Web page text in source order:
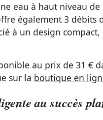
eau à haut niveau
également 3 débits
à un design
au prix de 31 €
sur la boutique en
au succès